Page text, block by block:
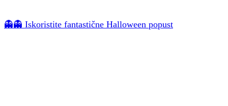
👻👻 Iskoristite fantastične Halloween popust